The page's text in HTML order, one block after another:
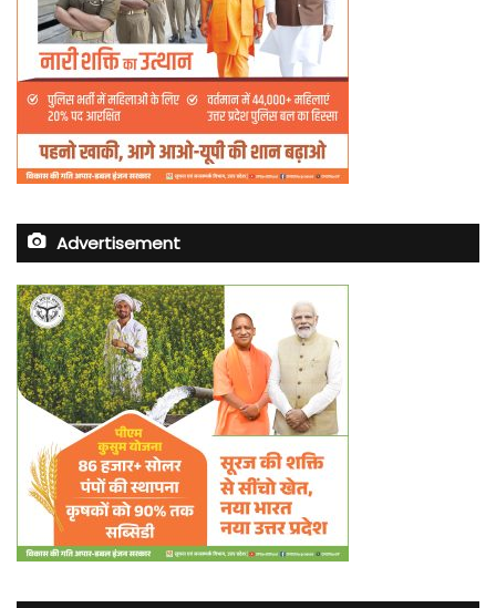
Advertisement